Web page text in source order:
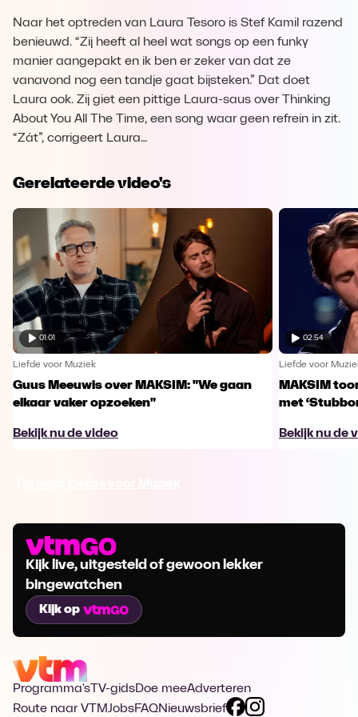
Naar het optreden van Laura Tesoro is Stef Kamil razend
benieuwd. “Zij heeft al heel wat songs op een funky
manier aangepakt en ik ben er zeker van dat ze
vanavond nog een tandje gaat bijsteken.” Dat doet
Laura ook. Zij giet een pittige Laura-saus over Thinking
About You All The Time, een song waar geen refrein in zit.
“Zát”, corrigeert Laura…
Gerelateerde video's
01:01
Liefde voor Muziek
Guus Meeuwis over MAKSIM: "We gaan
elkaar vaker opzoeken"
Bekijk nu de video
02:54
Liefde voor
MAKSIM
met
Bekijk nu de
Kijk live, uitgesteld of gewoon lekker
bingewatchen
Kijk op
Programma's TV-gidsDoe meeAdverteren
Route naar VTMJobsFAQNieuwsbrief